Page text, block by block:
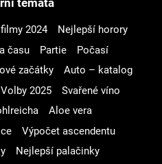
témata
2024
Nejlepší horory
času Partie
Počasí
začátky
Auto – katalog
Volby 2025
Svařené víno
Aloe vera
Výpočet ascendentu
Nejlepší palačinky